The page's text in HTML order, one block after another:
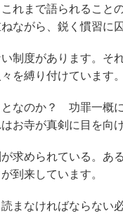
れまで語られること
ながら、鋭く慣習に
制度があります。そ
を縛り付けています。
なのか？ 功罪一概
お寺が真剣に目を向
求められている。あ
到来しています。
まなければならない